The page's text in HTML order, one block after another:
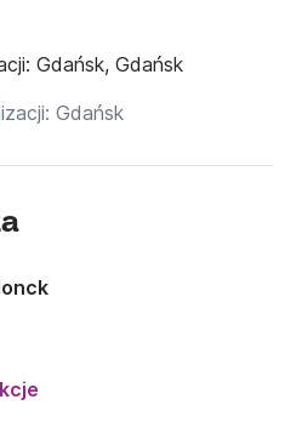
Gdańsk, Gdańsk
w 2020)